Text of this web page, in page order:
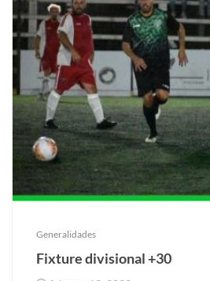
Generalidades
Fixture divisional +30